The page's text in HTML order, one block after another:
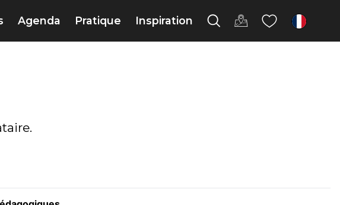
Agenda Pratique Inspiration fr